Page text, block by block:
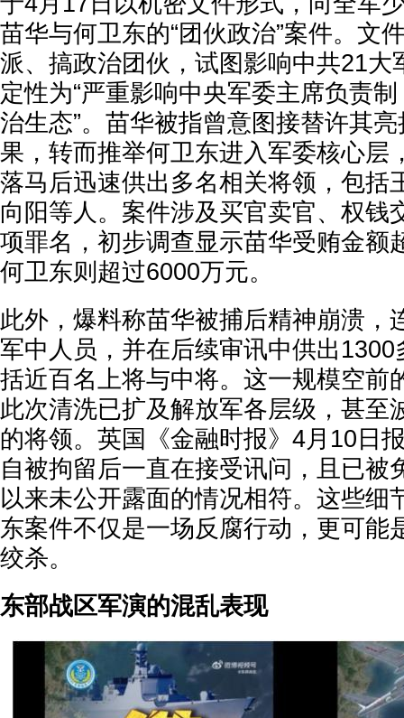
苗华与何卫东的“团伙政治”案件。文
派、搞政治团伙，试图影响中共21大
定性为“严重影响中央军委主席负责
治生态”。苗华被指曾意图接替许其
果，转而推举何卫东进入军委核心层
落马后迅速供出多名相关将领，包括
向阳等人。案件涉及买官卖官、权钱
项罪名，初步调查显示苗华受贿金额
何卫东则超过6000万元。
此外，爆料称苗华被捕后精神崩溃，
军中人员，并在后续审讯中供出
括近百名上将与中将。这一规模空前
此次清洗已扩及解放军各层级，甚至
的将领。英国《金融时报》4月10日
自被拘留后一直在接受讯问，且已被
以来未公开露面的情况相符。这些细
东案件不仅是一场反腐行动，更可能
绞杀。
东部战区军演的混乱表现